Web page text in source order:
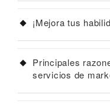
¡Mejora tus
Principales
servicios de